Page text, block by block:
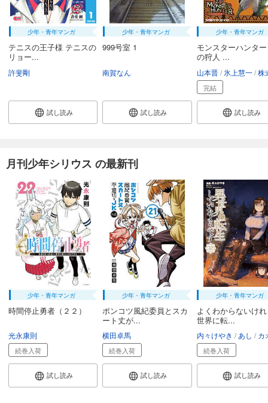
少年・青年マンガ
テニスの王子様 テニスの
リョー...
許斐剛
試し読み
少年・青年マンガ
999号室 1
南賀なん
試し読み
少年・青年マンガ
モンスターハンタ
の狩人 ...
山本晋 氷上慧一 株式会社
完結
試し読み
月刊少年シリウス の最新刊
少年・青年マンガ
時間停止勇者（２２）
光永康則
続巻入荷
試し読み
少年・青年マンガ
ポンコツ風紀委員とスカ
ート丈が...
横田卓馬
続巻入荷
試し読み
少年・青年マンガ
よくわからないけ
世界に転...
内々けやき あし カオ
続巻入荷
試し読み